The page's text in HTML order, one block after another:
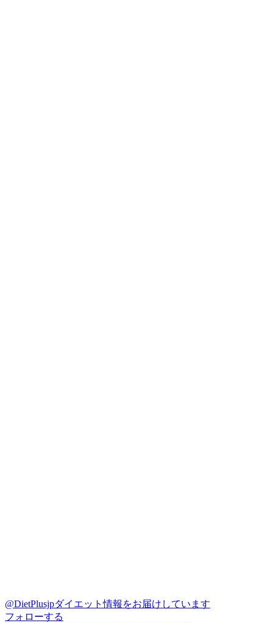
@DietPlusjpダイエット情報をお届けしています
フォローする